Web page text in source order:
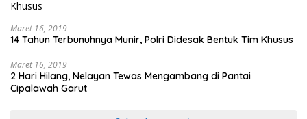
Maret 16, 2019
14 Tahun Terbunuhnya Munir, Polri Didesak Bentuk Tim Khusus
Maret 16, 2019
2 Hari Hilang, Nelayan Tewas Mengambang di Pantai
Cipalawah Garut